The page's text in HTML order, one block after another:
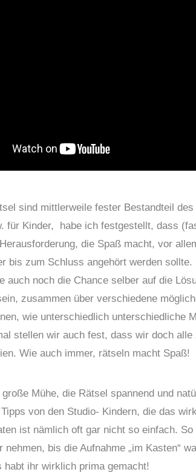
sind mittlerweile fester Bestandteil
für Kinder, habe ich festgestellt, dass
die Spaß macht, vor
bis zum Schluss angehört werden
auch noch die Chance selber auf die
zusammen über verschiedene
wie unterschiedlich unterschiedliche
stellen wir auch fest, dass wir doch
Wie auch immer, rätseln macht Spaß!
Mühe, die Rätsel spannend und
von den Studio- Kindern, die das
ist nämlich oft gar nicht so einfach.
nehmen, bis die Aufnahme „im Kasten“
habt ihr wirklich prima gemacht!